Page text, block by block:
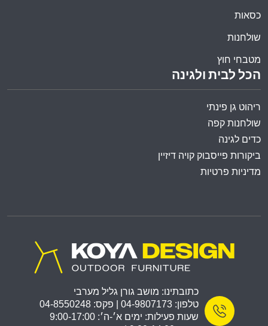
הכל לבית ולגינה
ריהוט גן פינתי
שולחנות קפה
כדים לגינה
ביקורות פייסבוק קויה דיזיין
מדיניות פרטיות
כסאות
שולחנות
מטבחי חוץ
כתובתינו: מושב גורן גליל מערבי
טלפון: 04-9807173 | פקס: 04-8550248
שעות פעילות: ימים א׳-ה׳: 9:00-17:00